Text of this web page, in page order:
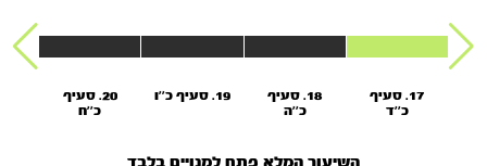
17. סעיף
כ''ד
18. סעיף
כ''ה
19. סעיף כ''ו
20. סעיף
כ''ח